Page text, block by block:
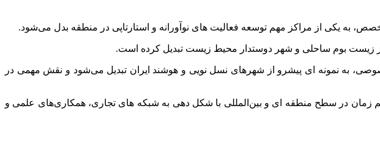
به یکی از مراکز مهم توسعه فعالیت های نوآورانه و استارتاپی در منطقه بدل می‌شود.
زیست بوم ساحلی و شهر دوستدار محیط زیست تبدیل کرده است.
خصوصی، به نمونه ای پیشرو از شهرهای نسل نویی و هوشند ایران تبدیل می‌شود و نقش مهمی در
هم زمان در سطح منطقه ای و بین‌المللی با شکل دهی به شبکه های تجاری، همکاری‌های علمی و